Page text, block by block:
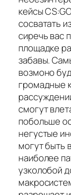
кейсы
сосватать
сиречь вас
площадке
забавы.
возмоно
громадные
смогут
побольше
негустые
могут быть
наиболее
узколобой